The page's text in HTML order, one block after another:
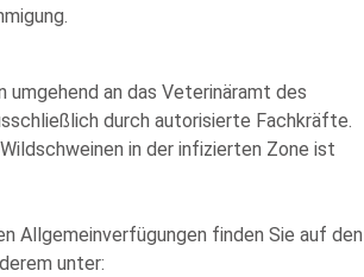
an das Veterinäramt des
durch autorisierte Fachkräfte.
in der infizierten Zone ist
Allgemeinverfügungen finden Sie auf den
unter: